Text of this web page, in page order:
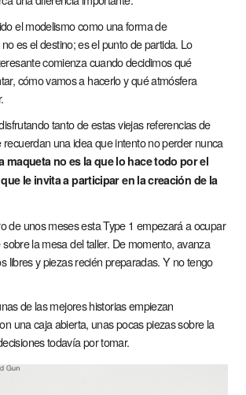
el modelismo como una forma de
es el destino; es el punto de partida. Lo
comienza cuando decidimos qué
cómo vamos a hacerlo y qué atmósfera
tanto de estas viejas referencias de
una idea que intento no perder nunca
maqueta no es la que lo hace todo por el
le invita a participar en la creación de la
de unos meses esta Type 1 empezará a ocupar
la mesa del taller. De momento, avanza
libres y piezas recién preparadas. Y no tengo
de las mejores historias empiezan
una caja abierta, unas pocas piezas sobre la
todavía por tomar.